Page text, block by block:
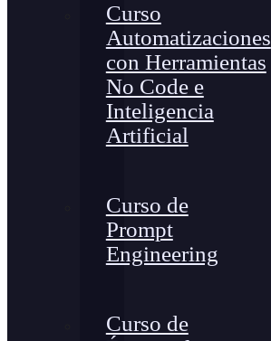
Curso
Automatizaciones
con Herramientas
No Code e
Inteligencia
Artificial
Curso de
Prompt
Engineering
Curso de